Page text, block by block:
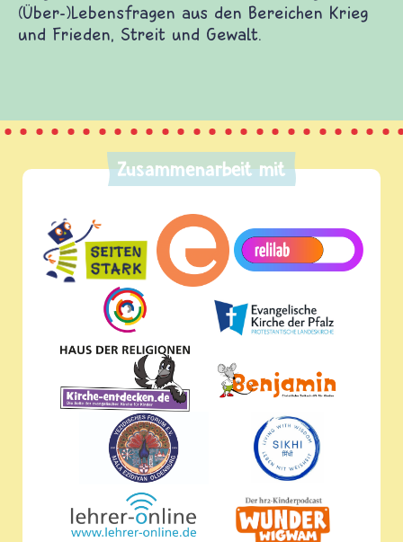
(Über-)Lebensfragen aus den Bereichen Krieg
und Frieden, Streit und Gewalt.
Zusammenarbeit mit